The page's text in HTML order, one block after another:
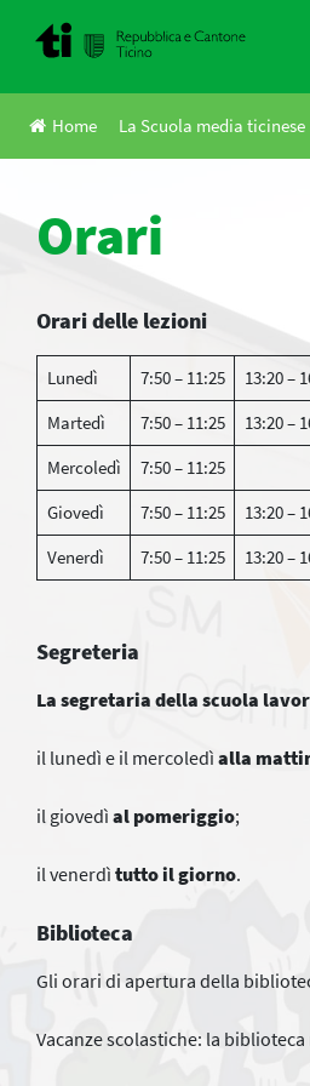
content
Home La Scuola media ticinese
Orari
Orari delle lezioni
Lunedì 7:50 – 11:25
13:20 –
Martedì
7:50 – 11:25
13:20 –
Mercoledì
7:50 – 11:25
Giovedì
7:50 – 11:25
13:20 –
Venerdì
7:50 – 11:25 13:20 –
Segreteria
La segretaria della scuola
il lunedì e il mercoledì alla
il giovedì al pomeriggio;
il venerdì tutto il giorno.
Biblioteca
Gli orari di apertura della
Vacanze scolastiche: la